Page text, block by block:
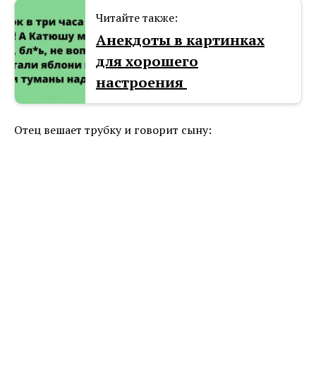
Читайте также:
Анекдоты в картинках
для хорошего
настроения
Отец вешает трубку и говорит сыну: